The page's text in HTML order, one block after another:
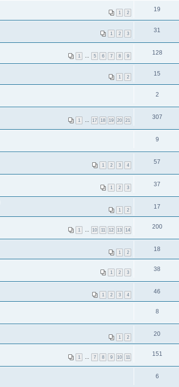
1 2 19
1 2 3 31
1 5 6 7 8 9 128
1 2 15
2
1 17 18 19 20 21 307
9
1 2 3 4 57
1 2 3 37
1 2 17
1 10 11 12 13 14 200
1 2 18
1 2 3 38
1 2 3 4 46
8
1 2 20
1 7 8 9 10 11 151
6